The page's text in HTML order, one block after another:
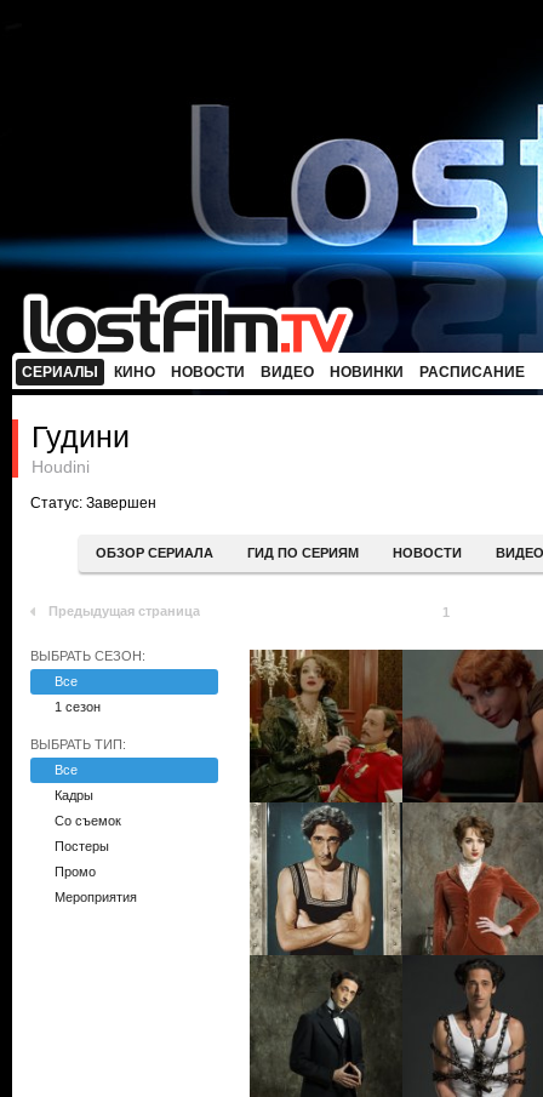
СЕРИАЛЫ КИНО НОВОСТИ ВИДЕО НОВИНКИ РАСПИСАНИЕ
Гудини
Houdini
Статус: Завершен
ОБЗОР СЕРИАЛА ГИД ПО СЕРИЯМ НОВОСТИ ВИДЕО
Предыдущая страница 1
ВЫБРАТЬ СЕЗОН:
Все
1 сезон
ВЫБРАТЬ ТИП:
Все
Кадры
Со съемок
Постеры
Промо
Мероприятия